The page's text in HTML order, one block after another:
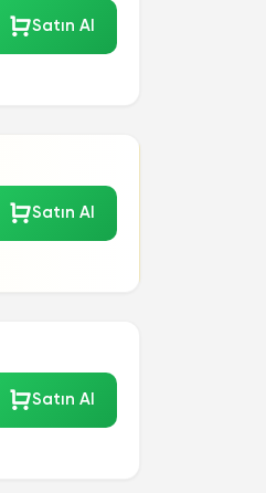
Satın Al
Satın Al
Satın Al